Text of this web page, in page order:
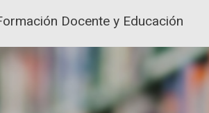
Docente y Educación